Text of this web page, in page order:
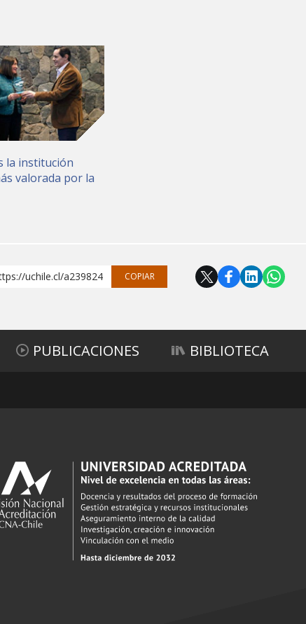
la institución
valorada por la
uchile.cl/a239824 COPIAR
PUBLICACIONES BIBLIOTECA